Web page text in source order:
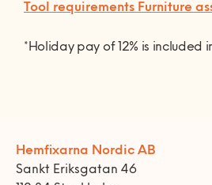
Tool requirements Furniture
*Holiday pay of 12% is included
Hemfixarna Nordic AB
Sankt Eriksgatan 46